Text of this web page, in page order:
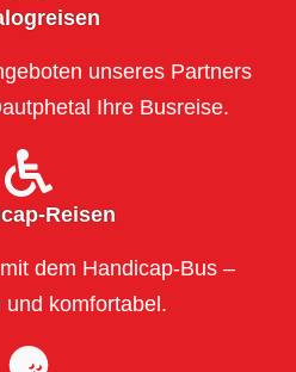
unseres Partners
Ihre Busreise.
Reisen
dem Handicap-Bus –
und komfortabel.